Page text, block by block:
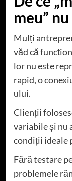
meu”
Mulți
văd că
lor nu este
rapid, o
ului.
Clienții
variabile și nu
condiții ideale
Fără testare
problemele